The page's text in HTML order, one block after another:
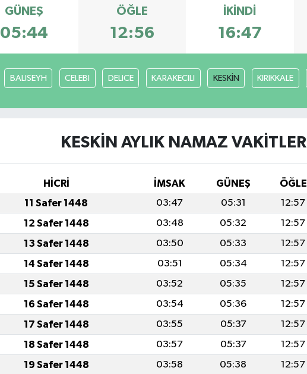
GÜNEŞ
05:44
ÖĞLE
12:56
İKINDI
16:47
BALISEYH CELEBI DELICE KARAKECILI KESKİN KIRIKKALE
KESKİN AYLIK NAMAZ VAKITLERI
HİCRİ İMSAK GÜNEŞ ÖĞLE
11 Safer 1448 03:47 05:31 12:57
12 Safer 1448 03:48 05:32 12:57
13 Safer 1448 03:50 05:33 12:57
14 Safer 1448 03:51 05:34 12:57
15 Safer 1448 03:52 05:35 12:57
16 Safer 1448 03:54 05:36 12:57
17 Safer 1448 03:55 05:37 12:57
18 Safer 1448 03:57 05:37 12:57
19 Safer 1448 03:58 05:38 12:57